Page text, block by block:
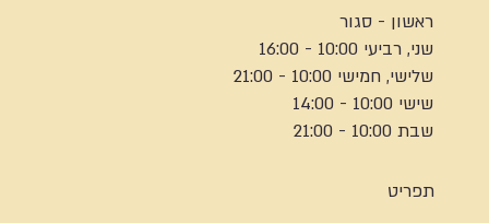
ראשון - סגור
שני, רביעי 10:00 - 16:00
שלישי, חמישי 10:00 - 21:00
שישי 10:00 - 14:00
שבת 10:00 - 21:00
תפריט